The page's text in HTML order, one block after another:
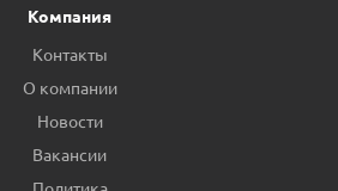
Компания
Контакты
О компании
Новости
Вакансии